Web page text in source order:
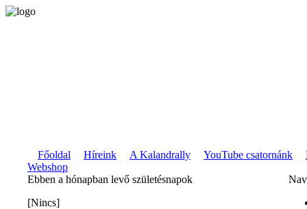
Főoldal Híreink A Kalandrally YouTube csatornánk
Webshop
Ebben a hónapban levő születésnapok
[Nincs]